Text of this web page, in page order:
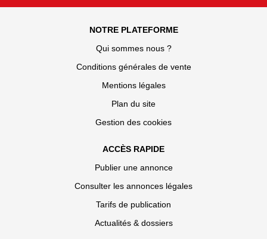
NOTRE PLATEFORME
Qui sommes nous ?
Conditions générales de vente
Mentions légales
Plan du site
Gestion des cookies
ACCÈS RAPIDE
Publier une annonce
Consulter les annonces légales
Tarifs de publication
Actualités & dossiers